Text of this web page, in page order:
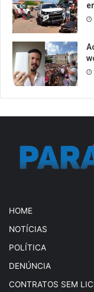
HOME
NOTÍCIAS
POLÍTICA
DENÚNCIA
CONTRATOS SEM